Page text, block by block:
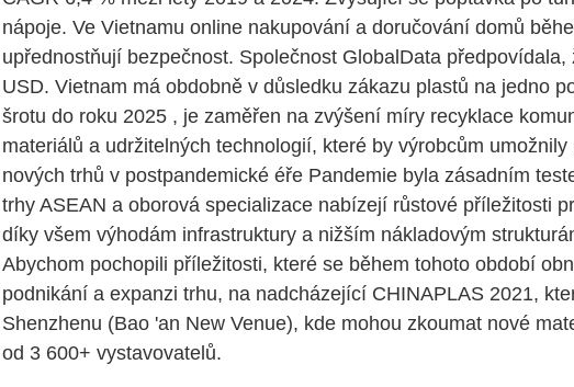
nápoje. Ve Vietnamu online nakupování a doručování domů
upřednostňují bezpečnost. Společnost GlobalData
USD. Vietnam má obdobně v důsledku zákazu plastů na jedno
šrotu do roku 2025 , je zaměřen na zvýšení míry recyklace
materiálů a udržitelných technologií, které by výrobcům
nových trhů v postpandemické éře Pandemie byla zásadním
trhy ASEAN a oborová specializace nabízejí růstové příležitosti
díky všem výhodám infrastruktury a nižším nákladovým
Abychom pochopili příležitosti, které se během tohoto období
podnikání a expanzi trhu, na nadcházející CHINAPLAS 2021,
Shenzhenu (Bao 'an New Venue), kde mohou zkoumat nové
od 3 600+ vystavovatelů.